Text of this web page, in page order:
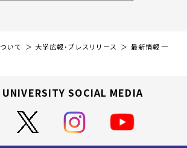
いて 大学広報・プレスリリース
最新情報 一
SOCIAL MEDIA